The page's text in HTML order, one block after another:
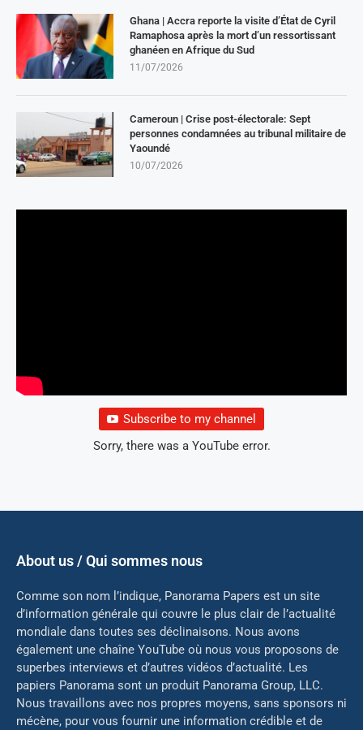
Ghana | Accra reporte la visite d’État de Cyril
Ramaphosa après la mort d’un ressortissant
ghanéen en Afrique du Sud
11/07/2026
Cameroun | Crise post-électorale: Sept
personnes condamnées au tribunal militaire de
Yaoundé
10/07/2026
Subscribe to my channel
Sorry, there was a YouTube error.
About us / Qui sommes nous
Comme son nom l’indique, Panorama Papers est un site
d’information générale qui couvre le plus clair de l’actualité
mondiale dans toutes ses déclinaisons. Nous avons
également une chaîne YouTube où nous vous proposons de
superbes interviews et d’autres vidéos d’actualité. Les
papiers Panorama sont un produit Panorama Group, LLC.
Nous travaillons avec nos propres moyens, sans sponsors ni
mécène, pour vous fournir une information crédible et de